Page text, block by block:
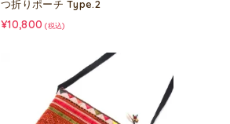
つ折りポーチ Type.2
¥10,800 (税込)